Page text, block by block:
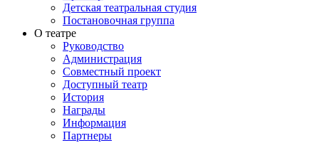
Детская театральная студия
Постановочная группа
О театре
Руководство
Администрация
Совместный проект
Доступный театр
История
Награды
Информация
Партнеры